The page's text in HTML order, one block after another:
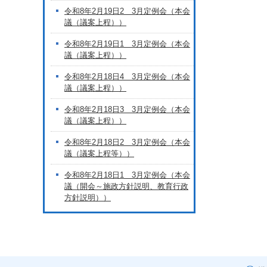
令和8年2月19日2 3月定例会（本会
議（議案上程））
令和8年2月19日1 3月定例会（本会
議（議案上程））
令和8年2月18日4 3月定例会（本会
議（議案上程））
令和8年2月18日3 3月定例会（本会
議（議案上程））
令和8年2月18日2 3月定例会（本会
議（議案上程等））
令和8年2月18日1 3月定例会（本会
議（開会～施政方針説明、教育行政
方針説明））